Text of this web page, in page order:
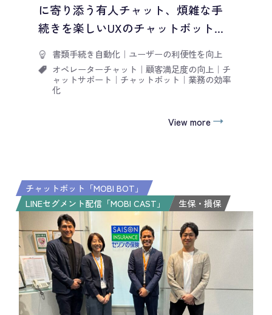
に寄り添う有人チャット、煩雑な手
続きを楽しいUXのチャットボット...
書類手続き自動化｜ ユーザーの利便性を向上
オペレーターチャット ｜ 顧客満足度の向上｜ チ
ャットサポート ｜ チャットボット ｜ 業務の効率
化
View more
チャットボット「MOBI BOT」
LINEセグメント配信「MOBI CAST」
生保・損保